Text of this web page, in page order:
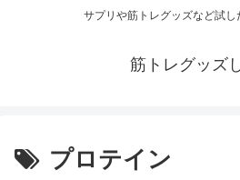
サプリや筋トレグッズなど試し
筋トレグッズ
プロテイン